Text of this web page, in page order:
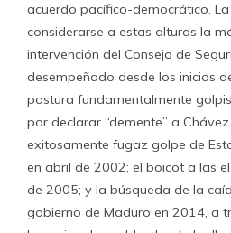
acuerdo pacífico-democrático.
considerarse a estas alturas la
intervención del Consejo de
desempeñado desde los inicios
postura fundamentalmente
por declarar “demente” a
exitosamente fugaz golpe de
en abril de 2002; el boicot a las
de 2005; y la búsqueda de la
gobierno de Maduro en 2014, a